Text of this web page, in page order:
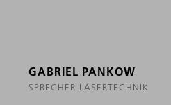
GABRIEL PANKOW
SPRECHER LASERTECHNIK